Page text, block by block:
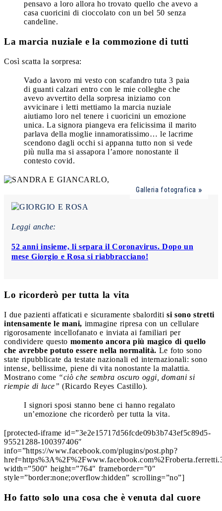
pensavo a loro allora ho trovato quello che avevo a
casa cuoricini di cioccolato con un bel 50 senza
candeline.
La marcia nuziale e la commozione di tutti
Così scatta la sorpresa:
Vado a lavoro mi vesto con scafandro tuta 3 paia
di guanti calzari entro con le mie colleghe che
avevo avvertito della sorpresa iniziamo con
avvicinare i letti mettiamo la marcia nuziale
aiutiamo loro nel tenere i cuoricini un emozione
unica. La signora piangeva era felicissima il marito
parlava della moglie innamoratissimo… le lacrime
scendono dagli occhi si appanna tutto non si vede
più nulla ma si assapora l’amore nonostante il
contesto covid.
Galleria fotografica
Leggi anche:
52 anni insieme, li separa il Coronavirus. Dopo un
mese Giorgio e Rosa si riabbracciano!
Lo ricorderò per tutta la vita
I due pazienti affaticati e sicuramente sbalorditi si sono stretti
intensamente le mani, immagine ripresa con un cellulare
rigorosamente incellofanato e inviata ai familiari per
condividere questo momento ancora più magico di quello
che avrebbe potuto essere nella normalità. Le foto sono
state ripubblicate da testate nazionali ed internazionali: sono
intense, bellissime, piene di vita nonostante la malattia.
Mostrano come “ciò che sembra oscuro oggi, domani si
riempie di luce” (Ricardo Reyes Castillo).
I signori sposi stanno bene ci hanno regalato
un’emozione che ricorderò per tutta la vita.
[protected-iframe id=”3e2e15717d56fcde09b3b743ef5c89d5-
95521288-100397406″
info=”https://www.facebook.com/plugins/post.php?
width=”500″ height=”764″ frameborder=”0″
style=”border:none;overflow:hidden” scrolling=”no”]
Ho fatto solo una cosa che è venuta dal cuore